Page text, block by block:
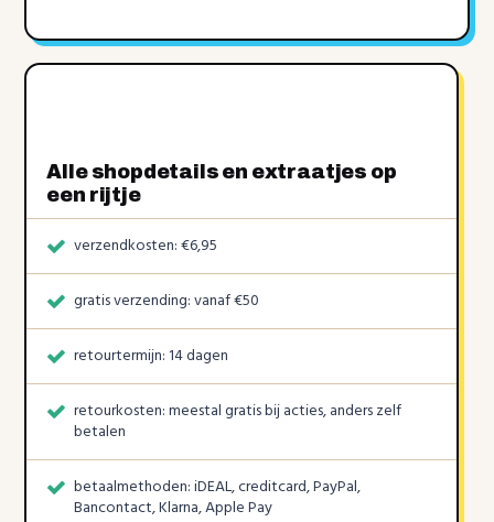
Alle shopdetails en extraatjes op
een rijtje
verzendkosten: €6,95
gratis verzending: vanaf €50
retourtermijn: 14 dagen
retourkosten: meestal gratis bij acties, anders zelf
betalen
betaalmethoden: iDEAL, creditcard, PayPal,
Bancontact, Klarna, Apple Pay